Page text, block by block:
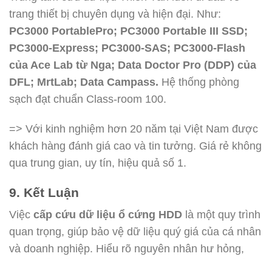
trang thiết bị chuyên dụng và hiện đại. Như:
PC3000 PortablePro; PC3000 Portable III SSD;
PC3000-Express; PC3000-SAS; PC3000-Flash
của Ace Lab từ Nga; Data Doctor Pro (DDP) của
DFL; MrtLab; Data Campass. Hệ thống phòng
sạch đạt chuẩn Class-room 100.
=> Với kinh nghiệm hơn 20 năm tại Việt Nam được
khách hàng đánh giá cao và tin tưởng. Giá rẻ không
qua trung gian, uy tín, hiệu quả số 1.
9. Kết Luận
Việc cấp cứu dữ liệu ổ cứng HDD là một quy trình
quan trọng, giúp bảo vệ dữ liệu quý giá của cá nhân
và doanh nghiệp. Hiểu rõ nguyên nhân hư hỏng,